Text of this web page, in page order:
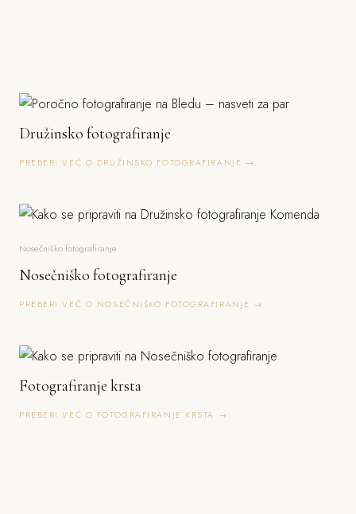
Družinsko fotografiranje
PREBERI VEČ O DRUŽINSKO FOTOGRAFIRANJE →
Nosečniško fotografiranje
Nosečniško fotografiranje
PREBERI VEČ O NOSEČNIŠKO FOTOGRAFIRANJE →
Fotografiranje krsta
PREBERI VEČ O FOTOGRAFIRANJE KRSTA →